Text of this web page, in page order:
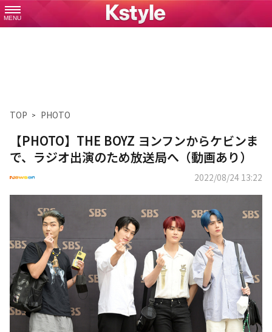
MENU
TOP PHOTO
【PHOTO】THE BOYZ ヨンフンからケビンま
で、ラジオ出演のため放送局へ（動画あり）
2022/08/24 13:22